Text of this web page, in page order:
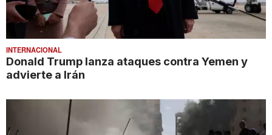
INTERNACIONAL
Donald Trump lanza ataques contra Yemen y
advierte a Irán